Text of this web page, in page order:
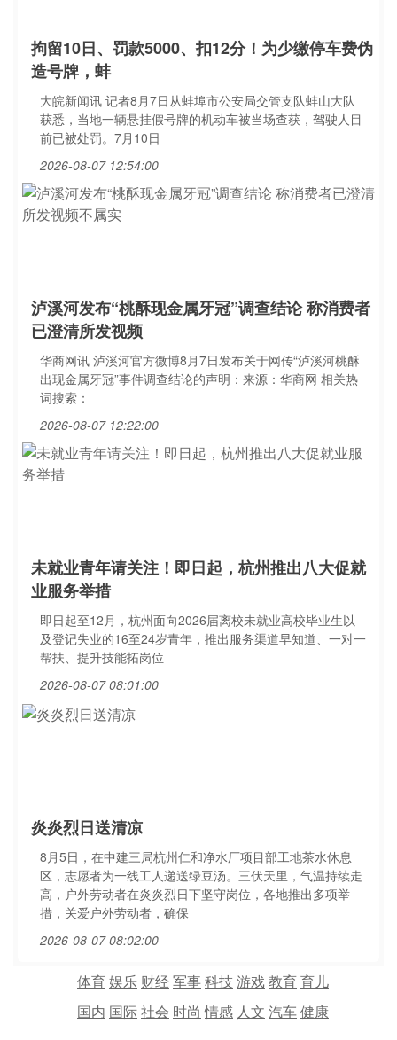
拘留10日、罚款5000、扣12分！为少缴停车费伪
造号牌，蚌
大皖新闻讯 记者8月7日从蚌埠市公安局交管支队蚌山大队
获悉，当地一辆悬挂假号牌的机动车被当场查获，驾驶人目
前已被处罚。7月10日
2026-08-07 12:54:00
泸溪河发布“桃酥现金属牙冠”调查结论 称消费者
已澄清所发视频
华商网讯 泸溪河官方微博8月7日发布关于网传“泸溪河桃酥
出现金属牙冠”事件调查结论的声明：来源：华商网 相关热
词搜索：
2026-08-07 12:22:00
未就业青年请关注！即日起，杭州推出八大促就
业服务举措
即日起至12月，杭州面向2026届离校未就业高校毕业生以
及登记失业的16至24岁青年，推出服务渠道早知道、一对一
帮扶、提升技能拓岗位
2026-08-07 08:01:00
炎炎烈日送清凉
8月5日，在中建三局杭州仁和净水厂项目部工地茶水休息
区，志愿者为一线工人递送绿豆汤。三伏天里，气温持续走
高，户外劳动者在炎炎烈日下坚守岗位，各地推出多项举
措，关爱户外劳动者，确保
2026-08-07 08:02:00
体育娱乐 财经军事科技游戏教育育儿
国内 国际社会 时尚 情感 人文 汽车健康